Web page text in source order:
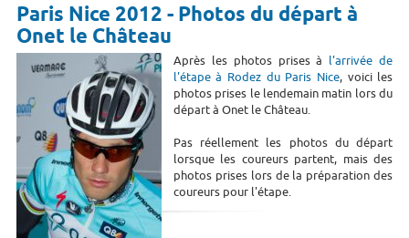
Paris Nice 2012 - Photos du départ à
Onet le Château
Après les photos prises à l'arrivée de
l'étape à Rodez du Paris Nice, voici les
photos prises le lendemain matin lors du
départ à Onet le Château.
Pas réellement les photos du départ
lorsque les coureurs partent, mais des
photos prises lors de la préparation des
coureurs pour l'étape.